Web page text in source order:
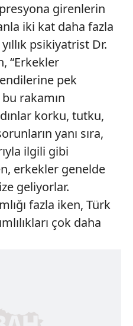
girenlerin
iki kat daha fazla
psikiyatrist Dr.
“Erkekler
pek
bu rakamın
korku, tutku,
yanı sıra,
ilgili gibi
erkekler genelde
geliyorlar.
fazla iken, Türk
çok daha